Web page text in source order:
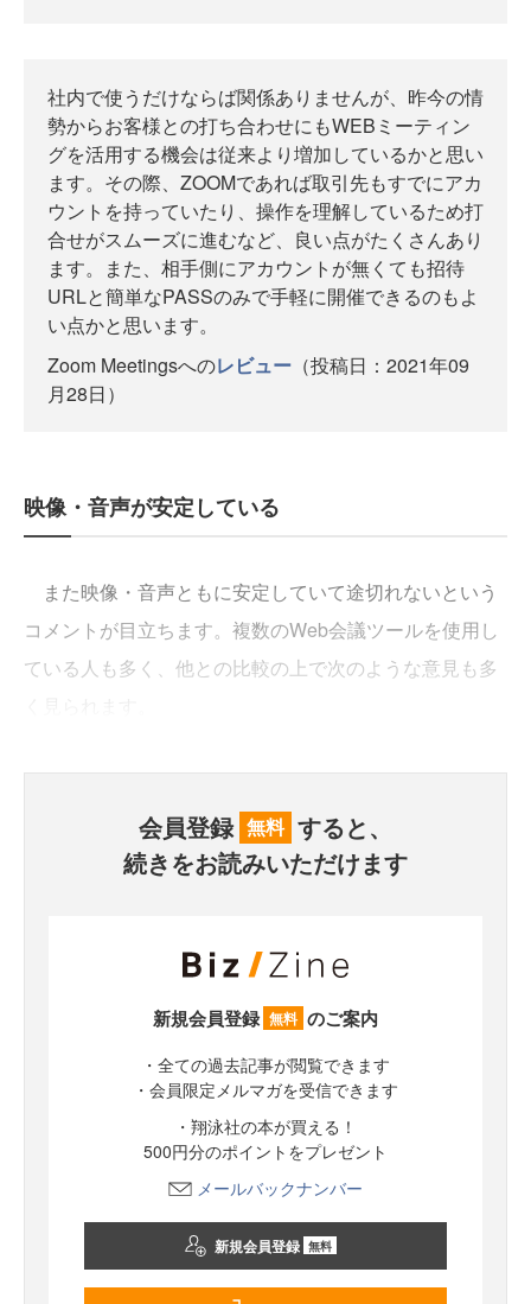
社内で使うだけならば関係ありませんが、昨今の情
勢からお客様との打ち合わせにもWEBミーティン
グを活用する機会は従来より増加しているかと思い
ます。その際、ZOOMであれば取引先もすでにアカ
ウントを持っていたり、操作を理解しているため打
合せがスムーズに進むなど、良い点がたくさんあり
ます。また、相手側にアカウントが無くても招待
URLと簡単なPASSのみで手軽に開催できるのもよ
い点かと思います。
Zoom Meetingsへのレビュー （投稿日：2021年09
月28日）
映像・音声が安定している
また映像・音声ともに安定していて途切れないという
コメントが目立ちます。複数のWeb会議ツールを使用し
ている人も多く、他との比較の上で次のような意見も多
会員登録 無料 すると、
続きをお読みいただけます
新規会員登録 無料 のご案内
・全ての過去記事が閲覧できます
・会員限定メルマガを受信できます
・翔泳社の本が買える！
500円分のポイントをプレゼント
メールバックナンバー
新規会員登録 無料